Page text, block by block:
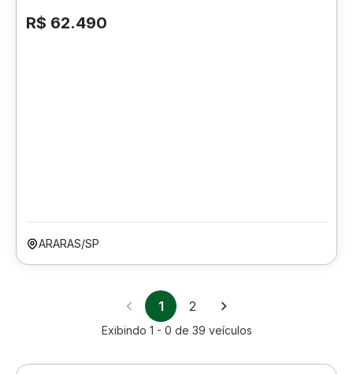
R$ 62.490
ARARAS/SP
1 2
Exibindo 1 - 0 de 39 veículos